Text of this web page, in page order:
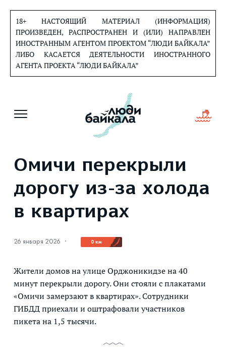
содержанию
18+ НАСТОЯЩИЙ МАТЕРИАЛ (ИНФОРМАЦИЯ)
ПРОИЗВЕДЕН, РАСПРОСТРАНЕН И (ИЛИ) НАПРАВЛЕН
ИНОСТРАННЫМ АГЕНТОМ ПРОЕКТОМ “ЛЮДИ БАЙКАЛА”
ЛИБО КАСАЕТСЯ ДЕЯТЕЛЬНОСТИ ИНОСТРАННОГО
АГЕНТА ПРОЕКТА “ЛЮДИ БАЙКАЛА”
Омичи перекрыли
дорогу из-за холода
в квартирах
26 января 2026 · 0 км
Жители домов на улице Орджоникидзе на 40
минут перекрыли дорогу. Они стояли с плакатами
«Омичи замерзают в квартирах». Сотрудники
ГИБДД приехали и оштрафовали участников
пикета на 1,5 тысячи.